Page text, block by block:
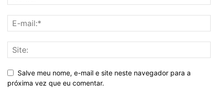
Salve meu nome, e-mail e site neste navegador para a
próxima vez que eu comentar.